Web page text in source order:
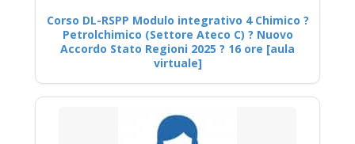
Corso DL-RSPP Modulo integrativo 4 Chimico ?
Petrolchimico (Settore Ateco C) ? Nuovo
Accordo Stato Regioni 2025 ? 16 ore [aula
virtuale]